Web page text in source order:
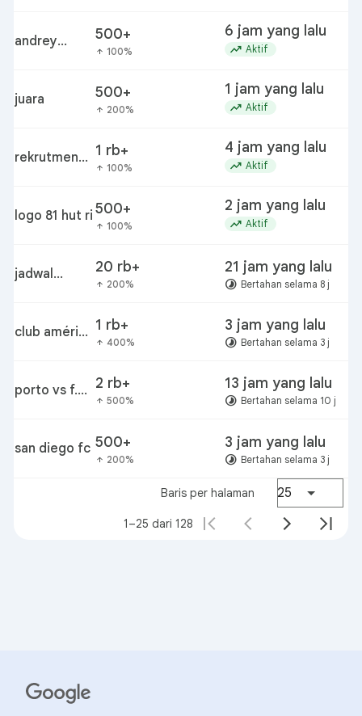
andrey
500+
arrow_upward 100%
6 jam yang lalu
trending_up Aktif
juara 500+
arrow_upward 200%
1 jam yang lalu
trending_up Aktif
rekrutmen
1 rb+
arrow_upward 100%
4 jam yang lalu
trending_up Aktif
logo 81 hut ri 500+
arrow_upward 100%
2 jam yang lalu
trending_up Aktif
jadwal
20 rb+
arrow_upward 200%
21 jam yang lalu
timelapse Bertahan selama 8 j
club américa 1 rb+
arrow_upward 400%
3 jam yang lalu
timelapse Bertahan selama 3 j
porto vs f.c. 2 rb+
arrow_upward 500%
13 jam yang lalu
timelapse Bertahan selama 10 j
san diego fc 500+
arrow_upward 200%
3 jam yang lalu
timelapse Bertahan selama 3 j
Baris per halaman 25
1–25 dari 128